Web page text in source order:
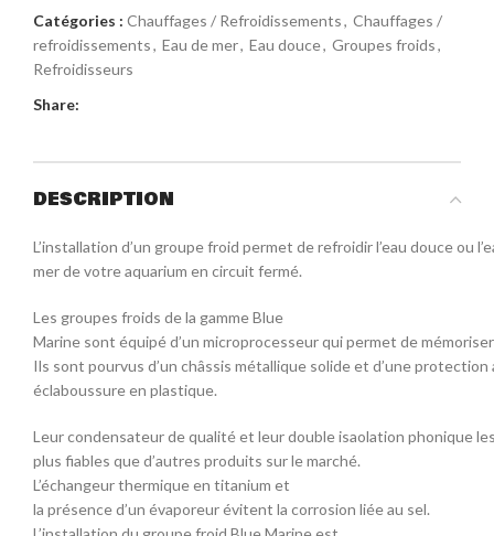
Catégories : Chauffages / Refroidissements, Chauffages /
refroidissements, Eau de mer, Eau douce, Groupes froids,
Refroidisseurs
Share:
DESCRIPTION
L’installation d’un groupe froid permet de refroidir l’eau douce ou
mer de votre aquarium en circuit fermé.
Les groupes froids de la gamme Blue
Marine sont équipé d’un microprocesseur qui permet de
Ils sont pourvus d’un châssis métallique solide et d’une protection
éclaboussure en plastique.
Leur condensateur de qualité et leur double isaolation phonique
plus fiables que d’autres produits sur le marché.
L’échangeur thermique en titanium et
la présence d’un évaporeur évitent la corrosion liée au sel.